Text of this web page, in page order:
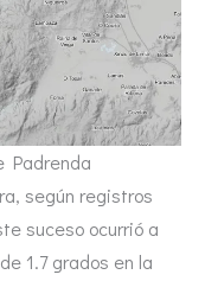
Padrenda
según registros
suceso ocurrió a
1.7 grados en la